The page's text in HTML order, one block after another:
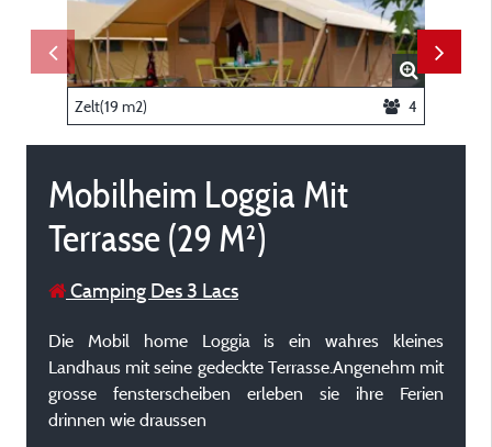
Zelt(19 m2) 4
Mobilheim Loggia Mit
Terrasse (29 M²)
Camping Des 3 Lacs
Die Mobil home Loggia is ein wahres kleines
Landhaus mit seine gedeckte Terrasse.Angenehm mit
grosse fensterscheiben erleben sie ihre Ferien
drinnen wie draussen